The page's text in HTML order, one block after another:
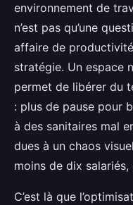
environnement de
n’est pas qu’une
affaire de
stratégie. Un espace
permet de libérer du
: plus de pause pour
à des sanitaires mal
dues à un chaos
moins de dix
C’est là que